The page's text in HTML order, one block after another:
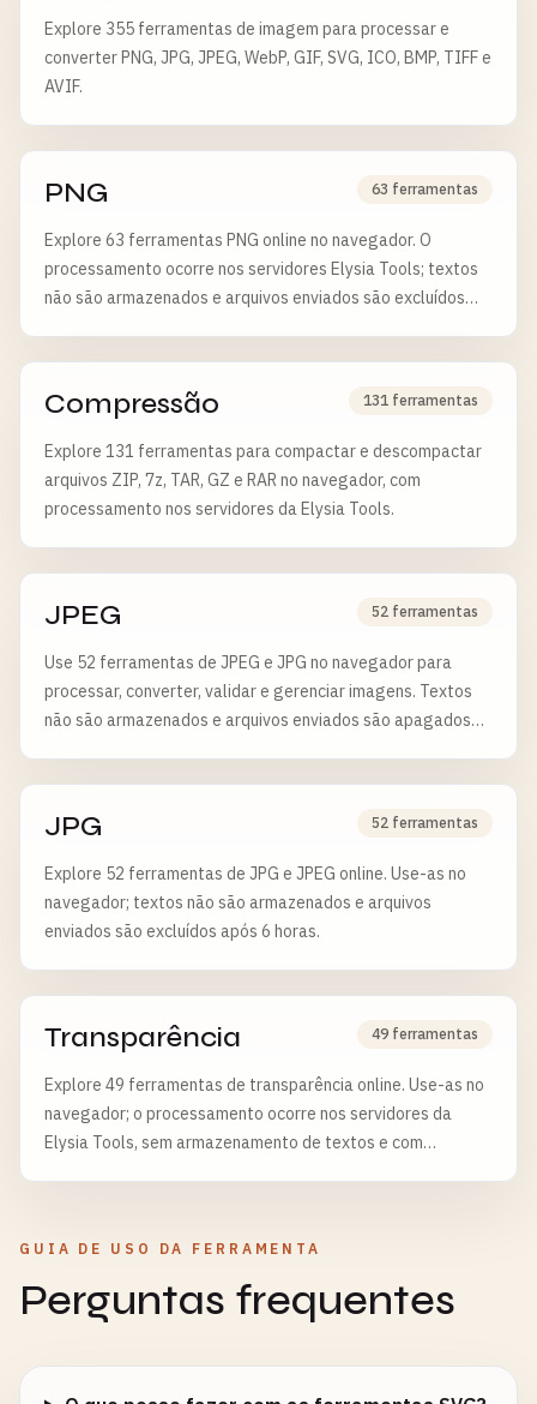
Explore 355 ferramentas de imagem para processar e
converter PNG, JPG, JPEG, WebP, GIF, SVG, ICO, BMP, TIFF e
AVIF.
PNG 63 ferramentas
Explore 63 ferramentas PNG online no navegador. O
processamento ocorre nos servidores Elysia Tools; textos
não são armazenados e arquivos enviados são excluídos
Compressão 131 ferramentas
Explore 131 ferramentas para compactar e descompactar
arquivos ZIP, 7z, TAR, GZ e RAR no navegador, com
processamento nos servidores da Elysia Tools.
JPEG 52 ferramentas
Use 52 ferramentas de JPEG e JPG no navegador para
processar, converter, validar e gerenciar imagens. Textos
não são armazenados e arquivos enviados são apagados
JPG 52 ferramentas
Explore 52 ferramentas de JPG e JPEG online. Use-as no
navegador; textos não são armazenados e arquivos
enviados são excluídos após 6 horas.
Transparência 49 ferramentas
Explore 49 ferramentas de transparência online. Use-as no
navegador; o processamento ocorre nos servidores da
Elysia Tools, sem armazenamento de textos e com
GUIA DE USO DA FERRAMENTA
Perguntas frequentes